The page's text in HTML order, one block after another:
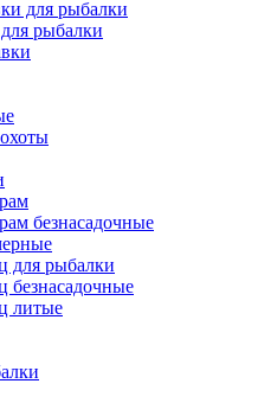
для рыбалки
рыбалки
безнасадочные
рыбалки
литые